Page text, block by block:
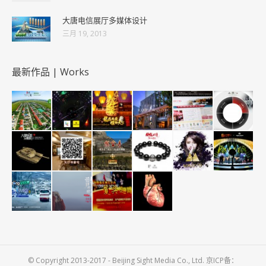
大唐电信展厅多媒体设计
三月 19, 2013
最新作品 | Works
© Copyright 2013-2017 - Beijing Sight Media Co., Ltd. 京ICP备：